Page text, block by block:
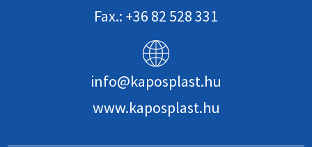
Fax.: +36 82 528 331
info@kaposplast.hu
www.kaposplast.hu